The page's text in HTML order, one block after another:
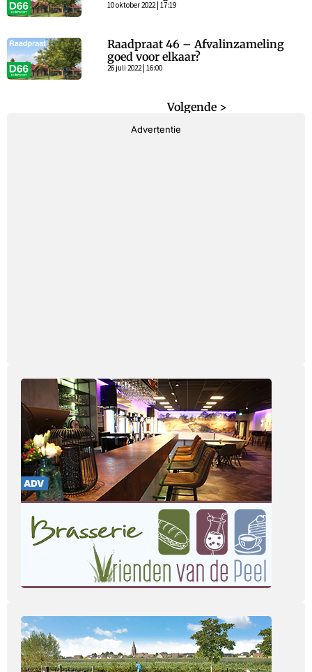
10 oktober 2022 | 17:19
Raadpraat 46 – Afvalinzameling
goed voor elkaar?
26 juli 2022 | 16:00
Volgende >
Advertentie